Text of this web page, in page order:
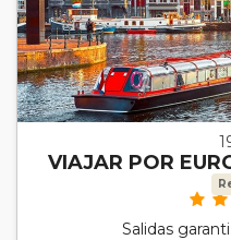
VIAJAR POR
Salidas